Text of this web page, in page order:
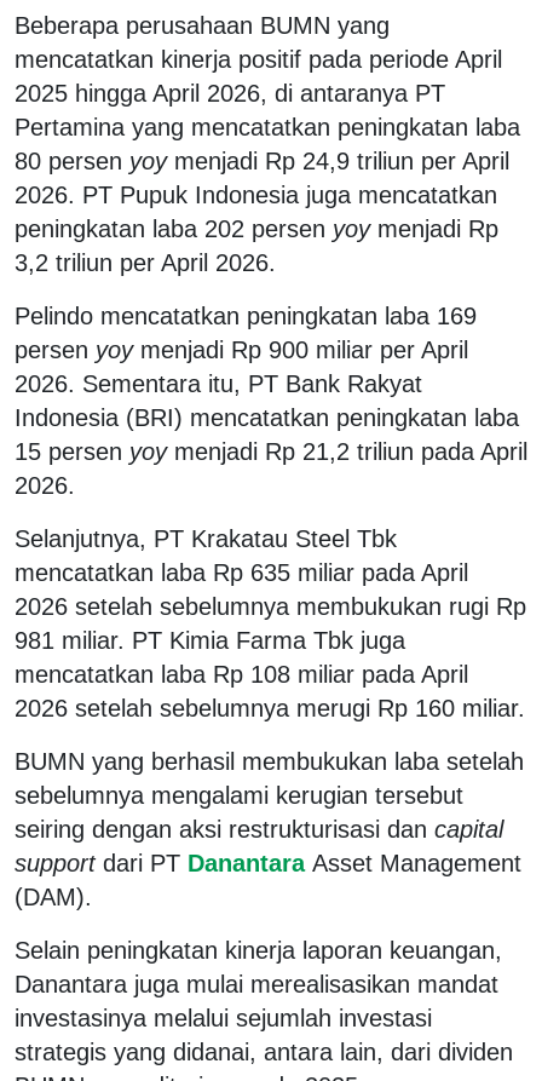
Beberapa perusahaan BUMN yang
mencatatkan kinerja positif pada periode April
2025 hingga April 2026, di antaranya PT
Pertamina yang mencatatkan peningkatan laba
80 persen yoymenjadi Rp 24,9 triliun per April
2026. PT Pupuk Indonesia juga mencatatkan
peningkatan laba 202 persen yoymenjadi Rp
3,2 triliun per April 2026.
Pelindo mencatatkan peningkatan laba 169
persen yoymenjadi Rp 900 miliar per April
2026. Sementara itu, PT Bank Rakyat
Indonesia (BRI) mencatatkan peningkatan laba
15 persen yoymenjadi Rp 21,2 triliun pada April
2026.
Selanjutnya, PT Krakatau Steel Tbk
mencatatkan laba Rp 635 miliar pada April
2026 setelah sebelumnya membukukan rugi Rp
981 miliar. PT Kimia Farma Tbk juga
mencatatkan laba Rp 108 miliar pada April
2026 setelah sebelumnya merugi Rp 160 miliar.
BUMN yang berhasil membukukan laba setelah
sebelumnya mengalami kerugian tersebut
seiring dengan aksi restrukturisasi dan capital
supportdari PT Danantara Asset Management
(DAM).
Selain peningkatan kinerja laporan keuangan,
Danantara juga mulai merealisasikan mandat
investasinya melalui sejumlah investasi
strategis yang didanai, antara lain, dari dividen